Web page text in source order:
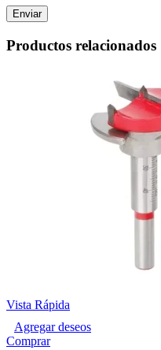
Productos relacionados
Vista Rápida
Agregar deseos
Comprar